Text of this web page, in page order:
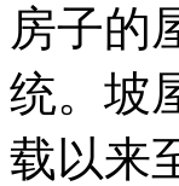
房子的
统。坡
载以来